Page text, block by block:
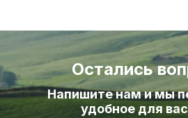
Остались
Напишите нам и мы
удобное для